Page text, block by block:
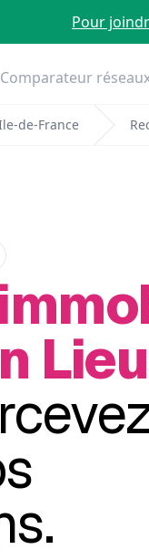
Pour
Comparateur
de-France